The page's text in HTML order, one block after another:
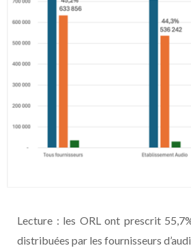
Lecture : les ORL ont prescrit
distribuées par les fournisseurs